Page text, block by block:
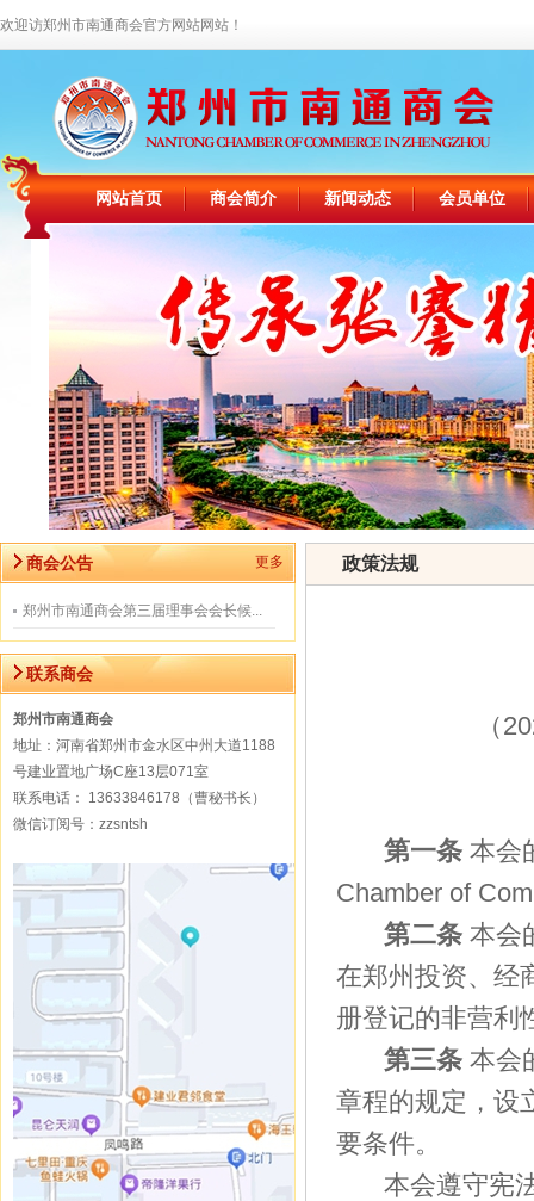
欢迎访郑州市南通商会官方网站网站！
网站首页 商会简介 新闻动态 会员单位
商会公告 更多
郑州市南通商会第三届理事会会长候...
联系商会
郑州市南通商会
地址：河南省郑州市金水区中州大道1188
号建业置地广场C座13层071室
联系电话： 13633846178（曹秘书长）
微信订阅号：zzsntsh
政策法规
（
第一条 本会
Chamber of
第二条 本会
在郑州投资、经
册登记的非营利
第三条 本会
章程的规定，设
要条件。
本会遵守宪